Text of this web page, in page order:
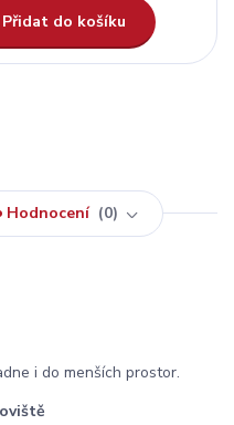
Přidat do košíku
Hodnocení 0
i do menších prostor.